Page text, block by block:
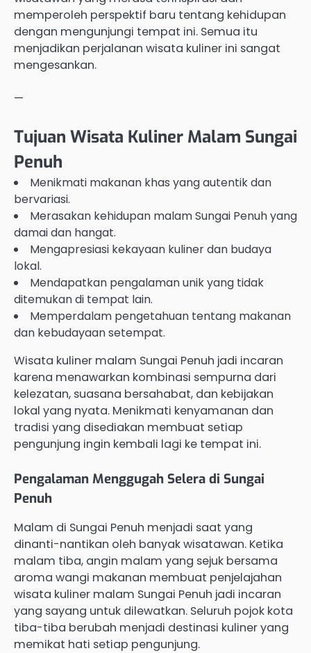
memperoleh perspektif baru tentang kehidupan
dengan mengunjungi tempat ini. Semua itu
menjadikan perjalanan wisata kuliner ini sangat
mengesankan.
—
Tujuan Wisata Kuliner Malam Sungai
Penuh
Menikmati makanan khas yang autentik dan
bervariasi.
Merasakan kehidupan malam Sungai Penuh yang
damai dan hangat.
Mengapresiasi kekayaan kuliner dan budaya
lokal.
Mendapatkan pengalaman unik yang tidak
ditemukan di tempat lain.
Memperdalam pengetahuan tentang makanan
dan kebudayaan setempat.
Wisata kuliner malam Sungai Penuh jadi incaran
karena menawarkan kombinasi sempurna dari
kelezatan, suasana bersahabat, dan kebijakan
lokal yang nyata. Menikmati kenyamanan dan
tradisi yang disediakan membuat setiap
pengunjung ingin kembali lagi ke tempat ini.
Pengalaman Menggugah Selera di Sungai
Penuh
Malam di Sungai Penuh menjadi saat yang
dinanti-nantikan oleh banyak wisatawan. Ketika
malam tiba, angin malam yang sejuk bersama
aroma wangi makanan membuat penjelajahan
wisata kuliner malam Sungai Penuh jadi incaran
yang sayang untuk dilewatkan. Seluruh pojok kota
tiba-tiba berubah menjadi destinasi kuliner yang
memikat hati setiap pengunjung.